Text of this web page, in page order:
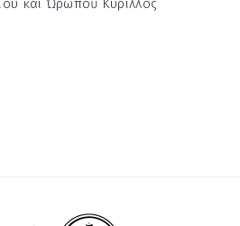
καί Ὠρωποῦ Κύριλλος